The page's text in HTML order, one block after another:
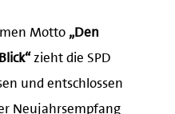
Motto „Den
zieht die SPD
und entschlossen
Neujahrsempfang